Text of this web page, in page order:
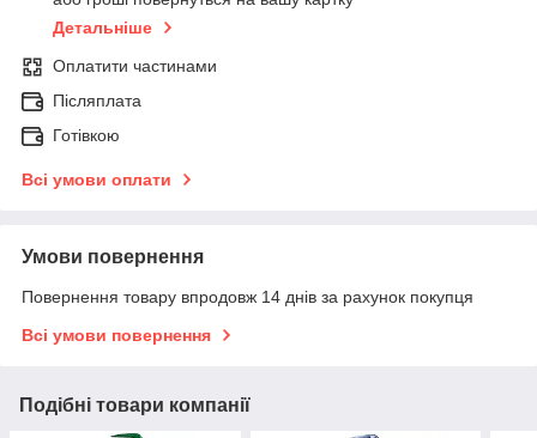
Детальніше
Оплатити частинами
Післяплата
Готівкою
Всі умови оплати
Умови повернення
Повернення товару впродовж 14 днів за рахунок покупця
Всі умови повернення
Подібні товари компанії